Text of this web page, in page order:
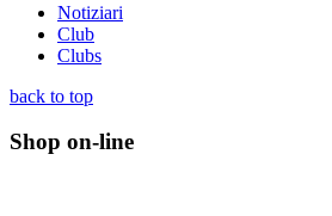
Notiziari
Club
Clubs
back to top
Shop on-line